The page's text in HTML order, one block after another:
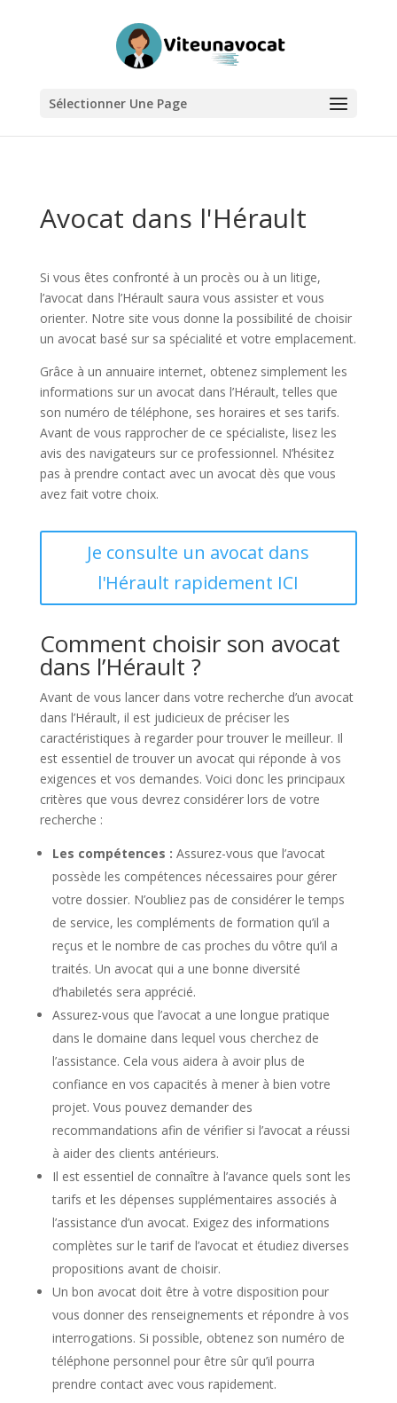
Sélectionner Une Page
Avocat dans l'Hérault
Si vous êtes confronté à un procès ou à un litige,
l’avocat dans l’Hérault saura vous assister et vous
orienter. Notre site vous donne la possibilité de choisir
un avocat basé sur sa spécialité et votre emplacement.
Grâce à un annuaire internet, obtenez simplement les
informations sur un avocat dans l’Hérault, telles que
son numéro de téléphone, ses horaires et ses tarifs.
Avant de vous rapprocher de ce spécialiste, lisez les
avis des navigateurs sur ce professionnel. N’hésitez
pas à prendre contact avec un avocat dès que vous
avez fait votre choix.
Je consulte un avocat dans
l'Hérault rapidement ICI
Comment choisir son avocat
dans l’Hérault ?
Avant de vous lancer dans votre recherche d’un avocat
dans l’Hérault, il est judicieux de préciser les
caractéristiques à regarder pour trouver le meilleur. Il
est essentiel de trouver un avocat qui réponde à vos
exigences et vos demandes. Voici donc les principaux
critères que vous devrez considérer lors de votre
recherche :
Les compétences : Assurez-vous que l’avocat
possède les compétences nécessaires pour gérer
votre dossier. N’oubliez pas de considérer le temps
de service, les compléments de formation qu’il a
reçus et le nombre de cas proches du vôtre qu’il a
traités. Un avocat qui a une bonne diversité
d’habiletés sera apprécié.
Assurez-vous que l’avocat a une longue pratique
dans le domaine dans lequel vous cherchez de
l’assistance. Cela vous aidera à avoir plus de
confiance en vos capacités à mener à bien votre
projet. Vous pouvez demander des
recommandations afin de vérifier si l’avocat a réussi
à aider des clients antérieurs.
Il est essentiel de connaître à l’avance quels sont les
tarifs et les dépenses supplémentaires associés à
l’assistance d’un avocat. Exigez des informations
complètes sur le tarif de l’avocat et étudiez diverses
propositions avant de choisir.
Un bon avocat doit être à votre disposition pour
vous donner des renseignements et répondre à vos
interrogations. Si possible, obtenez son numéro de
téléphone personnel pour être sûr qu’il pourra
prendre contact avec vous rapidement.